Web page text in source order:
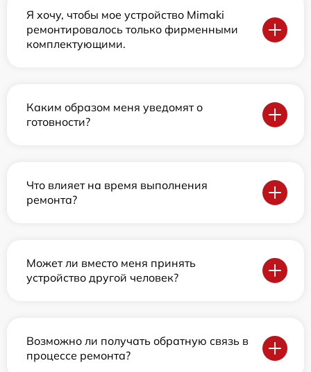
Я хочу, чтобы мое устройство Mimaki
ремонтировалось только фирменными
комплектующими.
Каким образом меня уведомят о
готовности?
Что влияет на время выполнения
ремонта?
Может ли вместо меня принять
устройство другой человек?
Возможно ли получать обратную связь в
процессе ремонта?